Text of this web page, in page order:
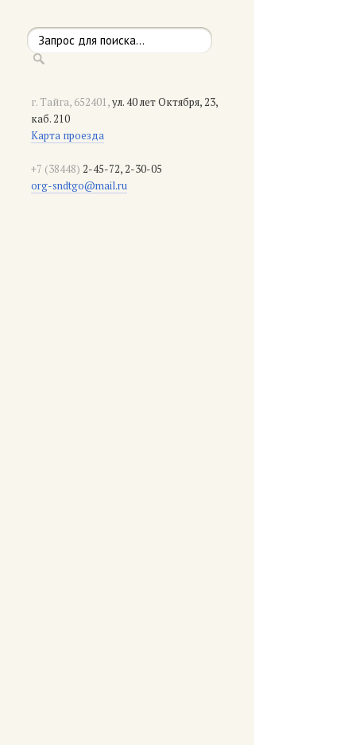
г. Тайга, 652401,ул. 40 лет Октября, 23,
каб. 210
Карта проезда
+7 (38448) 2-45-72, 2-30-05
org-sndtgo@mail.ru